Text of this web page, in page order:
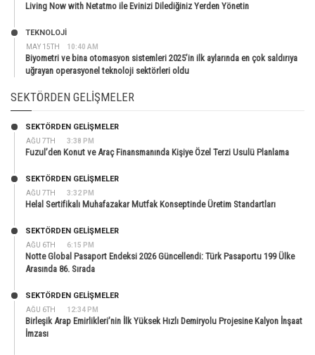
Living Now with Netatmo ile Evinizi Dilediğiniz Yerden Yönetin
MAY 15TH 10:40 AM
TEKNOLOJİ
Biyometri ve bina otomasyon sistemleri 2025’in ilk aylarında en çok saldırıya
uğrayan operasyonel teknoloji sektörleri oldu
SEKTÖRDEN GELIŞMELER
AĞU 7TH 3:38 PM
SEKTÖRDEN GELIŞMELER
Fuzul’den Konut ve Araç Finansmanında Kişiye Özel Terzi Usulü Planlama
AĞU 7TH 3:32 PM
SEKTÖRDEN GELIŞMELER
Helal Sertifikalı Muhafazakar Mutfak Konseptinde Üretim Standartları
AĞU 6TH 6:15 PM
SEKTÖRDEN GELIŞMELER
Notte Global Pasaport Endeksi 2026 Güncellendi: Türk Pasaportu 199 Ülke
Arasında 86. Sırada
AĞU 6TH 12:34 PM
SEKTÖRDEN GELIŞMELER
Birleşik Arap Emirlikleri’nin İlk Yüksek Hızlı Demiryolu Projesine Kalyon İnşaat
İmzası